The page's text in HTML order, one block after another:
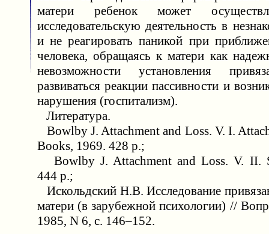
матери ребенок может
исследовательскую деятельность в
и не реагировать паникой при
человека, обращаясь к матери как
невозможности установления
развиваться реакции пассивности и
нарушения (госпитализм).
Литература.
Bowlby J. Attachment and Loss. V. I.
Books, 1969. 428 p.;
Bowlby J. Attachment and Loss. V. II.
444 p.;
Искольдский Н.В. Исследование
матери (в зарубежной психологии) //
1985, N 6, с. 146–152.